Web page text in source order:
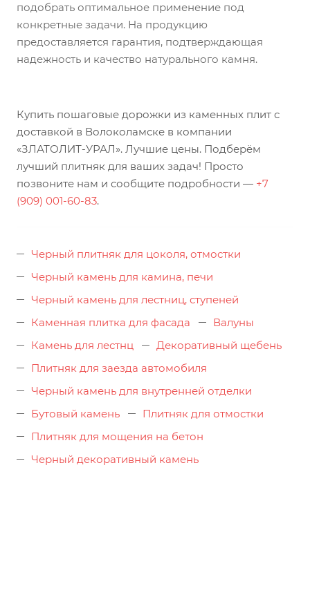
подобрать оптимальное применение под
конкретные задачи. На продукцию
предоставляется гарантия, подтверждающая
надежность и качество натурального камня.
Купить пошаговые дорожки из каменных плит с
доставкой в Волоколамске в компании
«ЗЛАТОЛИТ-УРАЛ». Лучшие цены. Подберём
лучший плитняк для ваших задач! Просто
позвоните нам и сообщите подробности — +7
(909) 001-60-83.
Черный плитняк для цоколя, отмостки
Черный камень для камина, печи
Черный камень для лестниц, ступеней
Каменная плитка для фасада
Валуны
Камень для лестнц
Декоративный щебень
Плитняк для заезда автомобиля
Черный камень для внутренней отделки
Бутовый камень
Плитняк для отмостки
Плитняк для мощения на бетон
Черный декоративный камень